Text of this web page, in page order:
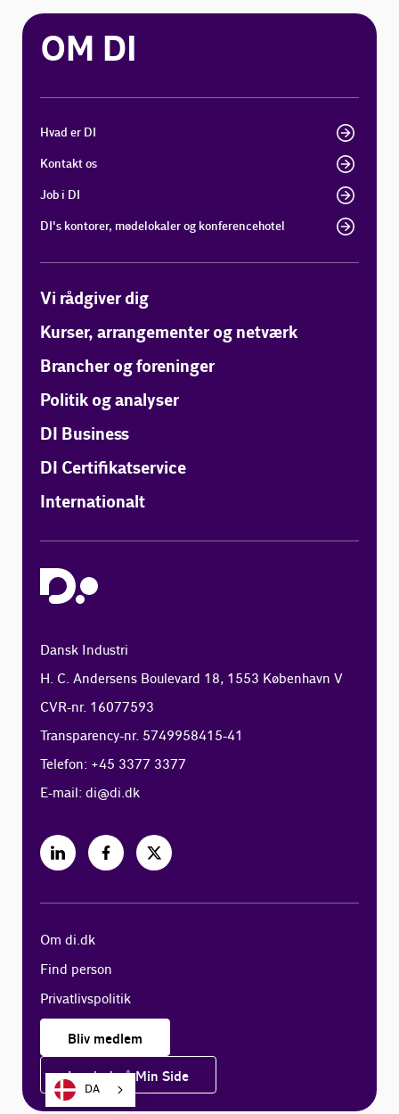
OM DI
Hvad er DI
Kontakt os
Job i DI
DI's kontorer, mødelokaler og konferencehotel
Vi rådgiver dig
Kurser, arrangementer og netværk
Brancher og foreninger
Politik og analyser
DI Business
DI Certifikatservice
Internationalt
Dansk Industri
H. C. Andersens Boulevard 18, 1553 København V
CVR-nr. 16077593
Transparency-nr. 5749958415-41
Telefon: +45 3377 3377
E-mail:di@di.dk
Om di.dk
Find person
Privatlivspolitik
Bliv medlem
Log ind på Min Side
DA